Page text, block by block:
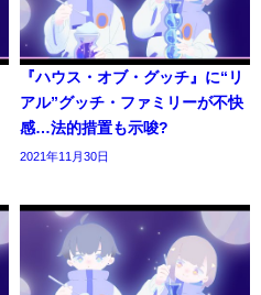
『ハウス・オブ・グッチ』に“リ
アル”グッチ・ファミリーが不快
感…法的措置も示唆?
2021年11月30日